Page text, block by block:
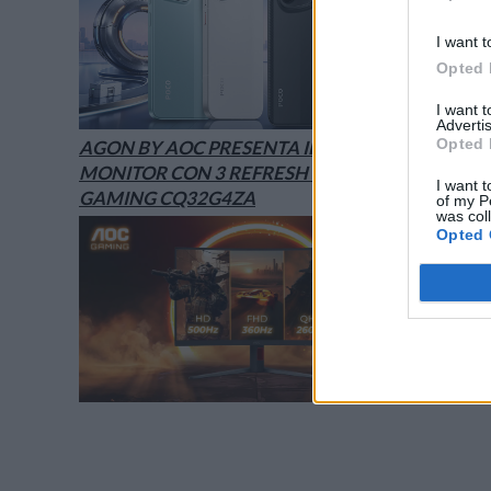
I want
Opted
I want
Opted
I want
of my
was
Opted
AGON BY AOC PRESENTA IL NUOVO
MONITOR CON 3 REFRESH RATE: ECCO IL
GAMING CQ32G4ZA